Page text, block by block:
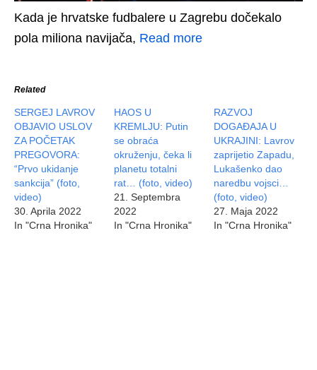
Kada je hrvatske fudbalere u Zagrebu dočekalo
pola miliona navijača, Read more
Related
SERGEJ LAVROV
OBJAVIO USLOV
ZA POČETAK
PREGOVORA:
“Prvo ukidanje
sankcija” (foto,
video)
30. Aprila 2022
In "Crna Hronika"
HAOS U
KREMLJU: Putin
se obraća
okruženju, čeka li
planetu totalni
rat… (foto, video)
21. Septembra
2022
In "Crna Hronika"
RAZVOJ
DOGAĐAJA U
UKRAJINI: Lavrov
zaprijetio Zapadu,
Lukašenko dao
naredbu vojsci…
(foto, video)
27. Maja 2022
In "Crna Hronika"